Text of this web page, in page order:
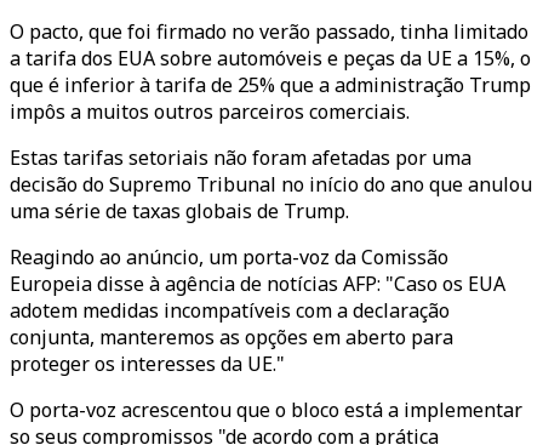
O pacto, que foi firmado no verão passado, tinha limitado
a tarifa dos EUA sobre automóveis e peças da UE a 15%, o
que é inferior à tarifa de 25% que a administração Trump
impôs a muitos outros parceiros comerciais.
Estas tarifas setoriais não foram afetadas por uma
decisão do Supremo Tribunal no início do ano que anulou
uma série de taxas globais de Trump.
Reagindo ao anúncio, um porta-voz da Comissão
Europeia disse à agência de notícias AFP: "Caso os EUA
adotem medidas incompatíveis com a declaração
conjunta, manteremos as opções em aberto para
proteger os interesses da UE."
O porta-voz acrescentou que o bloco está a implementar
so seus compromissos "de acordo com a prática